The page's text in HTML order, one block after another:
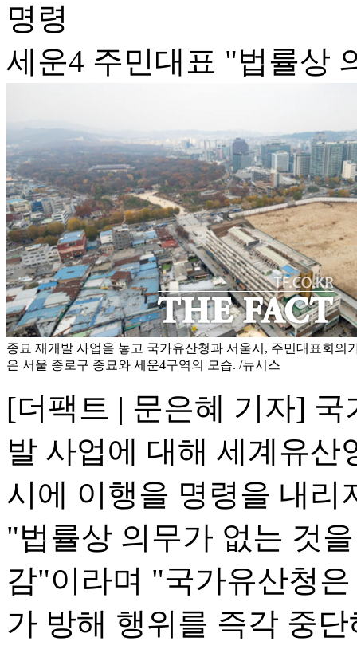
명령
세운4 주민대표 "법률상
종묘 재개발 사업을 놓고 국가유산청과 서울시, 주민대표회의
은 서울 종로구 종묘와 세운4구역의 모습. /뉴시스
[더팩트 | 문은혜 기자]
발 사업에 대해 세계유
시에 이행을 명령을 내리
"법률상 의무가 없는 것
감"이라며 "국가유산청
가 방해 행위를 즉각 중